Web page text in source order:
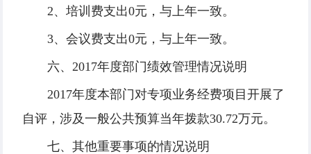
2、培训费支出0元，与上年一致。
3、会议费支出0元，与上年一致。
六、2017年度部门绩效管理情况说明
2017年度本部门对专项业务经费项目开展了
自评，涉及一般公共预算当年拨款30.72万元。
七、其他重要事项的情况说明